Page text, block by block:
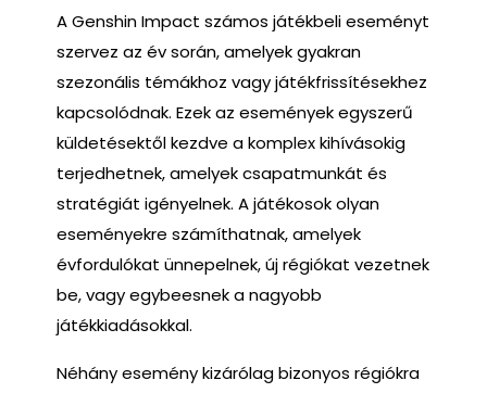
A Genshin Impact számos játékbeli eseményt
szervez az év során, amelyek gyakran
szezonális témákhoz vagy játékfrissítésekhez
kapcsolódnak. Ezek az események egyszerű
küldetésektől kezdve a komplex kihívásokig
terjedhetnek, amelyek csapatmunkát és
stratégiát igényelnek. A játékosok olyan
eseményekre számíthatnak, amelyek
évfordulókat ünnepelnek, új régiókat vezetnek
be, vagy egybeesnek a nagyobb
játékkiadásokkal.
Néhány esemény kizárólag bizonyos régiókra